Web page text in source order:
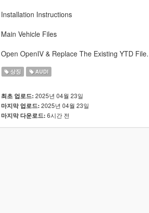
Installation Instructions
Main Vehicle Files
Open OpenIV & Replace The Existing YTD File.
상징 AUDI
최초 업로드: 2025년 04월 23일
마지막 업로드: 2025년 04월 23일
마지막 다운로드: 6시간 전